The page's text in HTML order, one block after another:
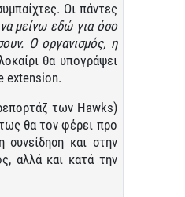
Οι πάντες
μείνω εδώ για όσο
Ο οργανισμός, η
θα υπογράψει
extension.
των Hawks)
θα τον φέρει προ
και στην
αλλά και κατά την